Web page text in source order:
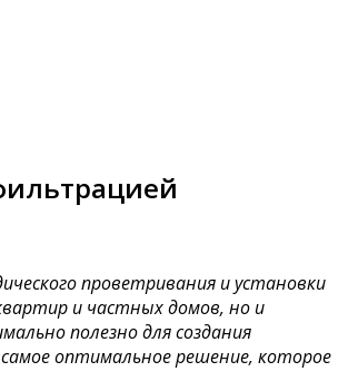
проветривания и установки
и частных домов, но и
полезно для создания
оптимальное решение, которое